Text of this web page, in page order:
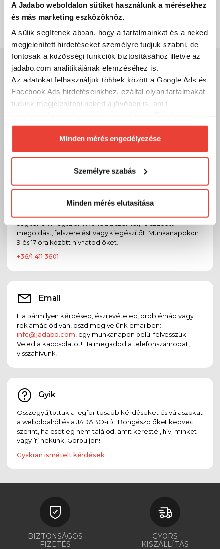
A Jadabo weboldalon sütiket használunk a mérésekhez
és más marketing eszközökhöz.
A sütik segítenek abban, hogy a tartalmainkat és a neked
megjelenített hirdetéseket személyre tudjuk szabni, de
fontosak a közösségi funkciók biztosításához illetve az
jadabo.com analitikájának elemzéséhez is.
Az adatokat felhasználjuk többek között a Google Ads és
Facebook Ads hirdetéseinkhez, ezáltal olyan tartalmakat
tudunk megjeleníteni neked a jövőben is, amit
biztosításához arra kérünk, hogy engedd meg
számunkra minden mérés használatát.
Természetesensoha semmilyen formában nem fogunk
megváltoztathatod a döntésed ezzel kapcsolatban.
Előre is köszönjük!
Minden mérés engedélyezése
Személyre szabás
Minden mérés elutasítása
Szakértő szolgálat
Kérdésed van?
A legfontosabb, hogy megtaláld a számodra megfelelő, a
Kód:10017100
segítenek megtalálni Neked a személyre szabott
megoldást, felszerelést vagy kiegészítőt! Munkanapokon
9 és 17 óra között hívhatod őket.
+36/1 411 3601
Email
Ha bármilyen kérdésed, észrevételed, problémád vagy
reklamációd van, oszd meg velünk emailben:
info@jadabo.com , egy munkanapon belül felvesszük
Veled a kapcsolatot! Ha megadod a telefonszámodat,
visszahívunk!
Gyik
Összegyűjtöttük a legfontosabb kérdéseket és válaszokat
a weboldalról és a JADABO-ról. Böngészd őket kedved
szerint, ha esetleg nem találod, amit kerestél, hívj minket
vagy írj nekünk! Görbüljön!
Gyakran ismételt kérdések
BIZTONSÁGOS
FIZETÉS
GYORS
KISZÁLLÍTÁS